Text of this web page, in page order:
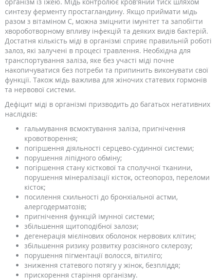
синтезу ферменту простагландину. Якщо приймати мідь
разом з вітаміном С, можна зміцнити імунітет та запобігти
хвороботворному впливу інфекцій та деяких видів бактерій.
Достатня кількість міді в організмі сприяє правильній роботі
залоз, які залучені в процесі травлення. Необхідна для
транспортування заліза, яке без участі міді почне
накопичуватися без потреби та припинить виконувати свої
функції. Також мідь важлива для жіночих статевих гормонів
та нервової системи.
Дефіцит міді в організмі призводить до багатьох негативних
наслідків:
гальмування всмоктування заліза, пригнічення
кровотворення;
погіршення діяльності серцево-судинної системи;
порушення ліпідного обміну;
погіршення стану кісткової та сполучної тканини,
порушення мінералізації кісток, остеопороз, переломи
кісток;
посилення схильності до бронхіальної астми,
алергодерматозів;
пригнічення функцій імунної системи;
збільшення щитоподібної залози;
дегенерація мієлінових оболонок нервових клітин;
збільшення ризику розвитку розсіяного склерозу;
порушення пігментації волосся, вітиліго;
зниження статевого потягу у жінок, безпліддя;
прискорення старіння організму.